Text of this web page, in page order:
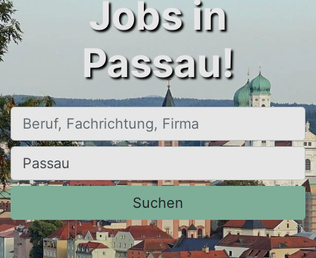
Jobs in
Passau!
Beruf, Fachrichtung, Firma
Ort, Stadt
Suchen